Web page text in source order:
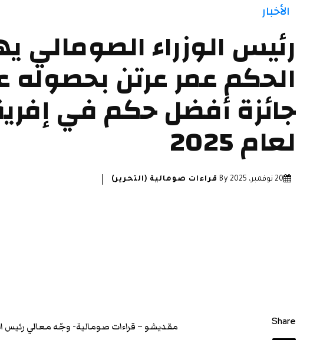
الأخبار
رئيس الوزراء الصومالي
الحكم عمر عرتن بحصوله
جائزة أفضل حكم في
لعام 2025
20 نوفمبر، 2025 By قراءات صومالية (التحرير)
مقديشو – قراءات صومالية- وجّه معالي رئيس
Share